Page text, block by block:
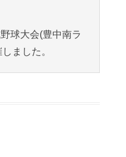
球大会(豊中南ラ
ました。